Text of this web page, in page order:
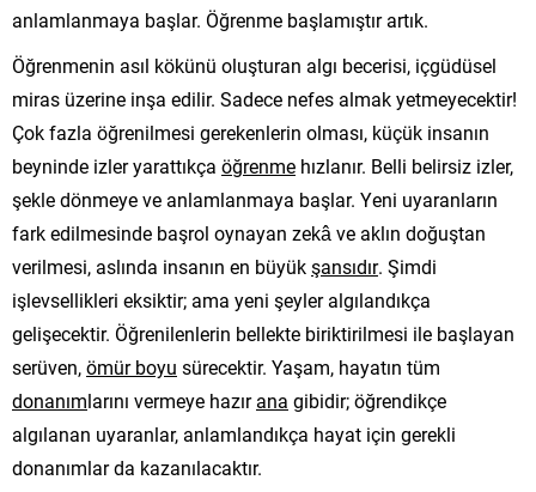
anlamlanmaya başlar. Öğrenme başlamıştır artık.
Öğrenmenin asıl kökünü oluşturan algı becerisi, içgüdüsel
miras üzerine inşa edilir. Sadece nefes almak yetmeyecektir!
Çok fazla öğrenilmesi gerekenlerin olması, küçük insanın
beyninde izler yarattıkça öğrenme hızlanır. Belli belirsiz izler,
şekle dönmeye ve anlamlanmaya başlar. Yeni uyaranların
fark edilmesinde başrol oynayan zekâ ve aklın doğuştan
verilmesi, aslında insanın en büyükşansıdır. Şimdi
işlevsellikleri eksiktir; ama yeni şeyler algılandıkça
gelişecektir. Öğrenilenlerin bellekte biriktirilmesi ile başlayan
serüven,ömür boyu sürecektir. Yaşam, hayatın tüm
donanımlarını vermeye hazırana gibidir; öğrendikçe
algılanan uyaranlar, anlamlandıkça hayat için gerekli
donanımlar da kazanılacaktır.